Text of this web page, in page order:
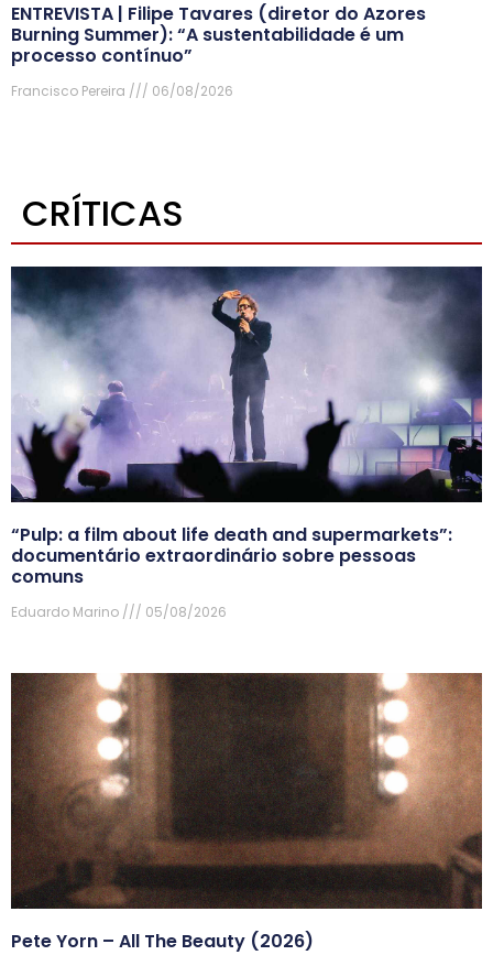
ENTREVISTA | Filipe Tavares (diretor do Azores
Burning Summer): “A sustentabilidade é um
processo contínuo”
Francisco Pereira 06/08/2026
CRÍTICAS
“Pulp: a film about life death and supermarkets”:
documentário extraordinário sobre pessoas
comuns
Eduardo Marino 05/08/2026
Pete Yorn – All The Beauty (2026)